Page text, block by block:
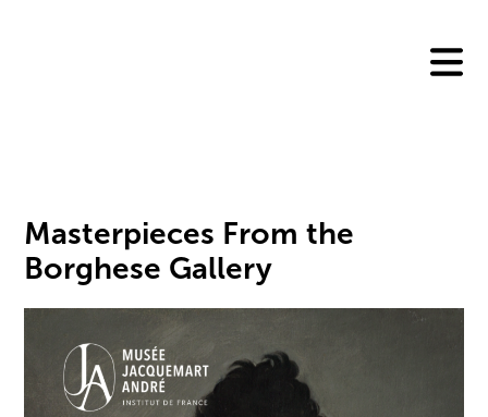
Masterpieces From the
Borghese Gallery